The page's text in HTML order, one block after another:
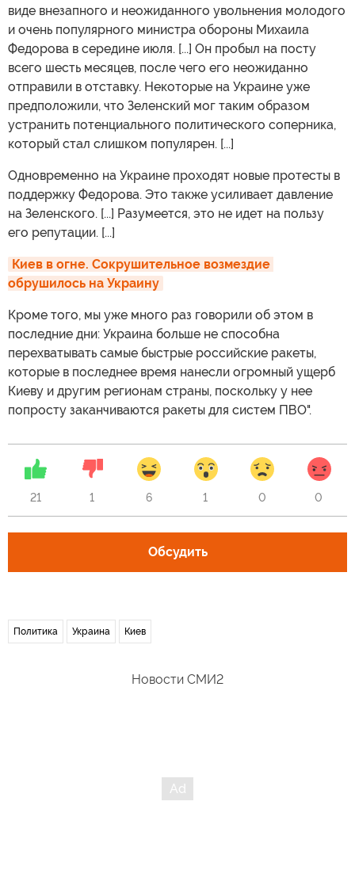
виде внезапного и неожиданного увольнения молодого
и очень популярного министра обороны Михаила
Федорова в середине июля. [...] Он пробыл на посту
всего шесть месяцев, после чего его неожиданно
отправили в отставку. Некоторые на Украине уже
предположили, что Зеленский мог таким образом
устранить потенциального политического соперника,
который стал слишком популярен. [...]
Одновременно на Украине проходят новые протесты в
поддержку Федорова. Это также усиливает давление
на Зеленского. [...] Разумеется, это не идет на пользу
его репутации. [...]
Киев в огне. Сокрушительное возмездие
обрушилось на Украину
Кроме того, мы уже много раз говорили об этом в
последние дни: Украина больше не способна
перехватывать самые быстрые российские ракеты,
которые в последнее время нанесли огромный ущерб
Киеву и другим регионам страны, поскольку у нее
попросту заканчиваются ракеты для систем ПВО".
21 1 6 1 0 0
Обсудить
Политика Украина Киев
Новости СМИ2